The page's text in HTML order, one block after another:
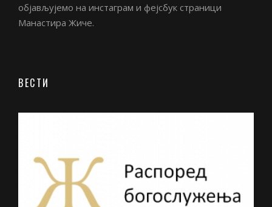
објављујемо на инстаграм и фејсбук страници
Манастира Жиче.
ВЕСТИ